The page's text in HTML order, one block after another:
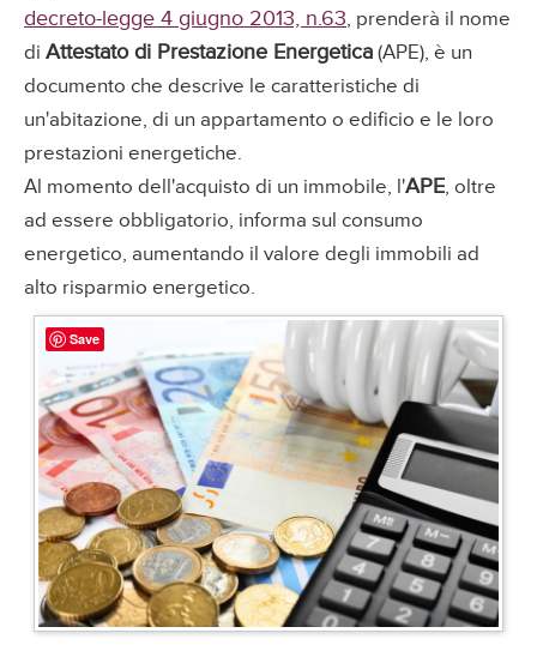
decreto-legge 4 giugno 2013, n.63, prenderà il nome
di Attestato di Prestazione Energetica (APE), è un
documento che descrive le caratteristiche di
un'abitazione, di un appartamento o edificio e le loro
prestazioni energetiche.
Al momento dell'acquisto di un immobile, l'APE, oltre
ad essere obbligatorio, informa sul consumo
energetico, aumentando il valore degli immobili ad
alto risparmio energetico.
Save